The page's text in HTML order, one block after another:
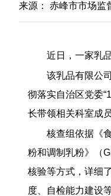
来源： 赤峰市市场监
近日，一家乳
该乳品有限公
彻落实自治区党委
长带领相关科室成
核查组依据《
粉和调制乳粉》（
核验等方式，详细
度、自检能力建设